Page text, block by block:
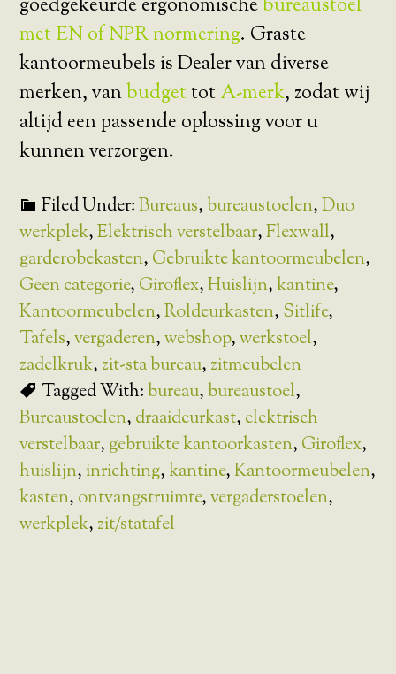
goedgekeurde ergonomische bureaustoel
met EN of NPR normering. Graste
kantoormeubels is Dealer van diverse
merken, vanbudgettot A-merk, zodat wij
altijd een passende oplossing voor u
kunnen verzorgen.
Filed Under:Bureaus,bureaustoelen,Duo
werkplek,Elektrisch verstelbaar,Flexwall,
garderobekasten, Gebruikte kantoormeubelen,
Geen categorie, Giroflex,Huislijn,kantine,
Kantoormeubelen,Roldeurkasten, Sitlife,
Tafels,vergaderen,webshop,werkstoel,
zadelkruk, zit-sta bureau, zitmeubelen
Tagged With:bureau,bureaustoel,
Bureaustoelen, draaideurkast, elektrisch
verstelbaar, gebruikte kantoorkasten, Giroflex,
huislijn, inrichting,kantine,Kantoormeubelen,
kasten, ontvangstruimte,vergaderstoelen,
werkplek, zit/statafel